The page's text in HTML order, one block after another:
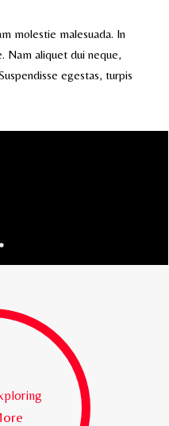
molestie malesuada. In
Nam aliquet dui neque,
egestas, turpis